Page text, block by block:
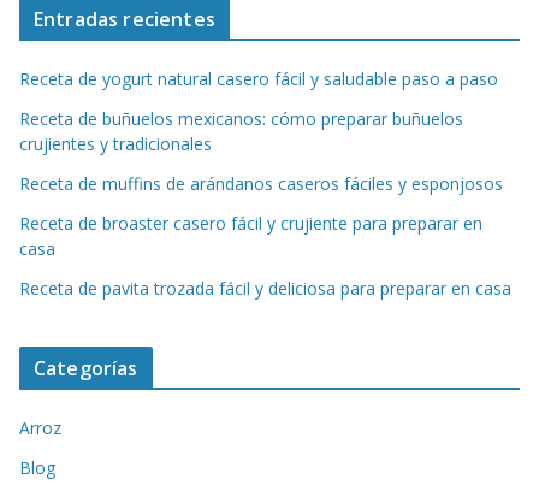
Entradas recientes
Receta de yogurt natural casero fácil y saludable paso a paso
Receta de buñuelos mexicanos: cómo preparar buñuelos
crujientes y tradicionales
Receta de muffins de arándanos caseros fáciles y esponjosos
Receta de broaster casero fácil y crujiente para preparar en
casa
Receta de pavita trozada fácil y deliciosa para preparar en casa
Categorías
Arroz
Blog